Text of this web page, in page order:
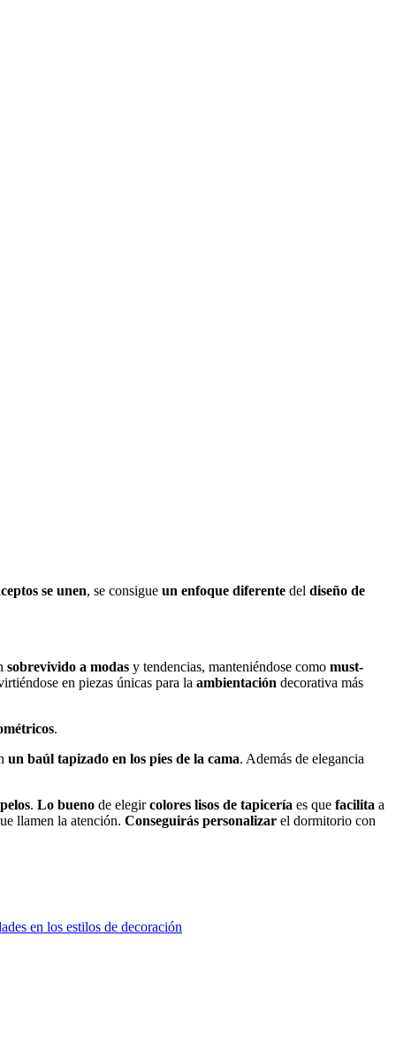
se unen, se consigue un enfoque diferente del diseño de
sobrevivido a modas y tendencias, manteniéndose como must-
en piezas únicas para la ambientación decorativa más
.
un baúl tapizado en los pies de la cama. Además de elegancia
. Lo bueno de elegircolores lisos de tapicería es que facilita a
llamen la atención. Conseguirás personalizar el dormitorio con
en los estilos de decoración